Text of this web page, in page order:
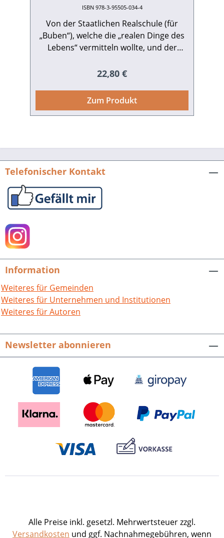
ISBN 978-3-95505-034-4
Von der Staatlichen Realschule (für
„Buben“), welche die „realen Dinge des
Lebens“ vermitteln wollte, und der
der größten Gym nasien Baden-
jetzt waren unsere Vorstellungen von
Bruchsal und die ganze Region
abhängig.Nun wird die spannende
in diesem reich bebilderten Buch
umfassend nachgezeichnet. Florian
unterhalt same Weise aufbereitet; durch
ein Autorenteam unter seiner Führung
sind alle Aspekte des Schullebens
vertreten – von den Fachbereichen über
Raumbedingungen bis hin zu den
Schüleraustauschen oder den
sportlichen, musischen und kulturellen
AGs. Schülermitverwaltung, Elternbeirat
oder Freundeskreis sind Beispiele dafür,
dass das gute und konstruktive
Miteinander und der „Spirit“ dieser
traditionsreichen pädagogischen
zentraler Bedeutung für jede
Bildungseinrichtung sind natürlich die
unterrichten, und diejenigen, die hier
Jeder, der mit dem JKG in Berührung
Regulärer Preis:
22,80 €
Zum Produkt
Telefonischer Kontakt
Information
Weiteres für Gemeinden
Weiteres für Unternehmen und Institutionen
Weiteres für Autoren
Newsletter abonnieren
Alle Preise inkl. gesetzl. Mehrwertsteuer zzgl.
Versandkosten und ggf. Nachnahmegebühren, wenn